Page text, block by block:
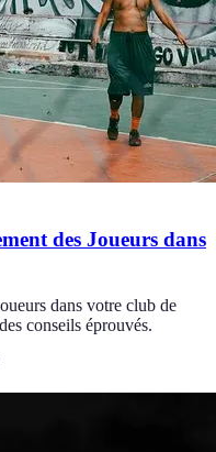
des Joueurs dans
dans votre club de
conseils éprouvés.